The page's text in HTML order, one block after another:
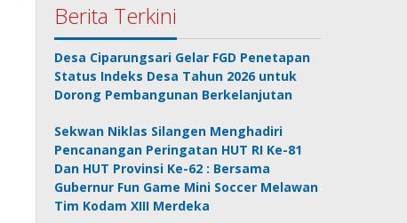
Berita Terkini
Desa Ciparungsari Gelar FGD Penetapan
Status Indeks Desa Tahun 2026 untuk
Dorong Pembangunan Berkelanjutan
Sekwan Niklas Silangen Menghadiri
Pencanangan Peringatan HUT RI Ke-81
Dan HUT Provinsi Ke-62 : Bersama
Gubernur Fun Game Mini Soccer Melawan
Tim Kodam XIII Merdeka